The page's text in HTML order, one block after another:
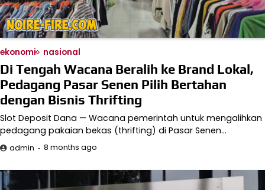
ekonomi nasional
Di Tengah Wacana Beralih ke Brand Lokal,
Pedagang Pasar Senen Pilih Bertahan
dengan Bisnis Thrifting
Slot Deposit Dana — Wacana pemerintah untuk mengalihkan
pedagang pakaian bekas (thrifting) di Pasar Senen…
admin 8 months ago